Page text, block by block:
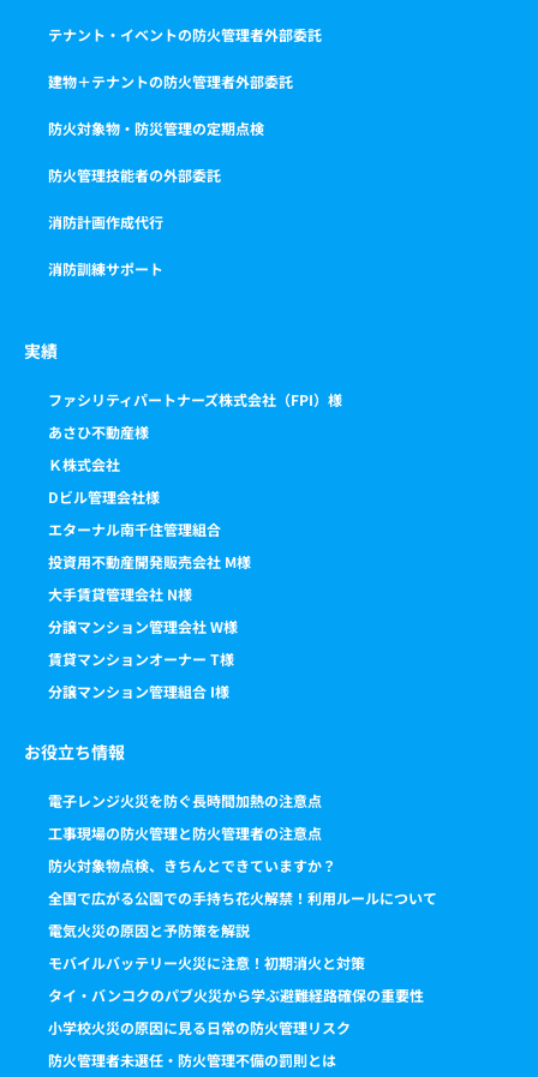
テナント・イベントの防火管理者外部委託
建物＋テナントの防火管理者外部委託
防火対象物・防災管理の定期点検
防火管理技能者の外部委託
消防計画作成代行
消防訓練サポート
実績
ファシリティパートナーズ株式会社（FPI）様
あさひ不動産様
Ｋ株式会社
Dビル管理会社様
エターナル南千住管理組合
投資用不動産開発販売会社 M様
大手賃貸管理会社 N様
分譲マンション管理会社 W様
賃貸マンションオーナー T様
分譲マンション管理組合 I様
お役立ち情報
電子レンジ火災を防ぐ長時間加熱の注意点
工事現場の防火管理と防火管理者の注意点
防火対象物点検、きちんとできていますか？
全国で広がる公園での手持ち花火解禁！利用ルールについて
電気火災の原因と予防策を解説
モバイルバッテリー火災に注意！初期消火と対策
タイ・バンコクのパブ火災から学ぶ避難経路確保の重要性
小学校火災の原因に見る日常の防火管理リスク
防火管理者未選任・防火管理不備の罰則とは